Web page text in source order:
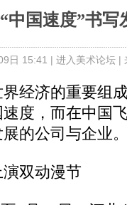
中国速度”书写
日 15:41 | 进入美术论坛|
济的重要组
度，而在中国
的公司与企业
双动漫节